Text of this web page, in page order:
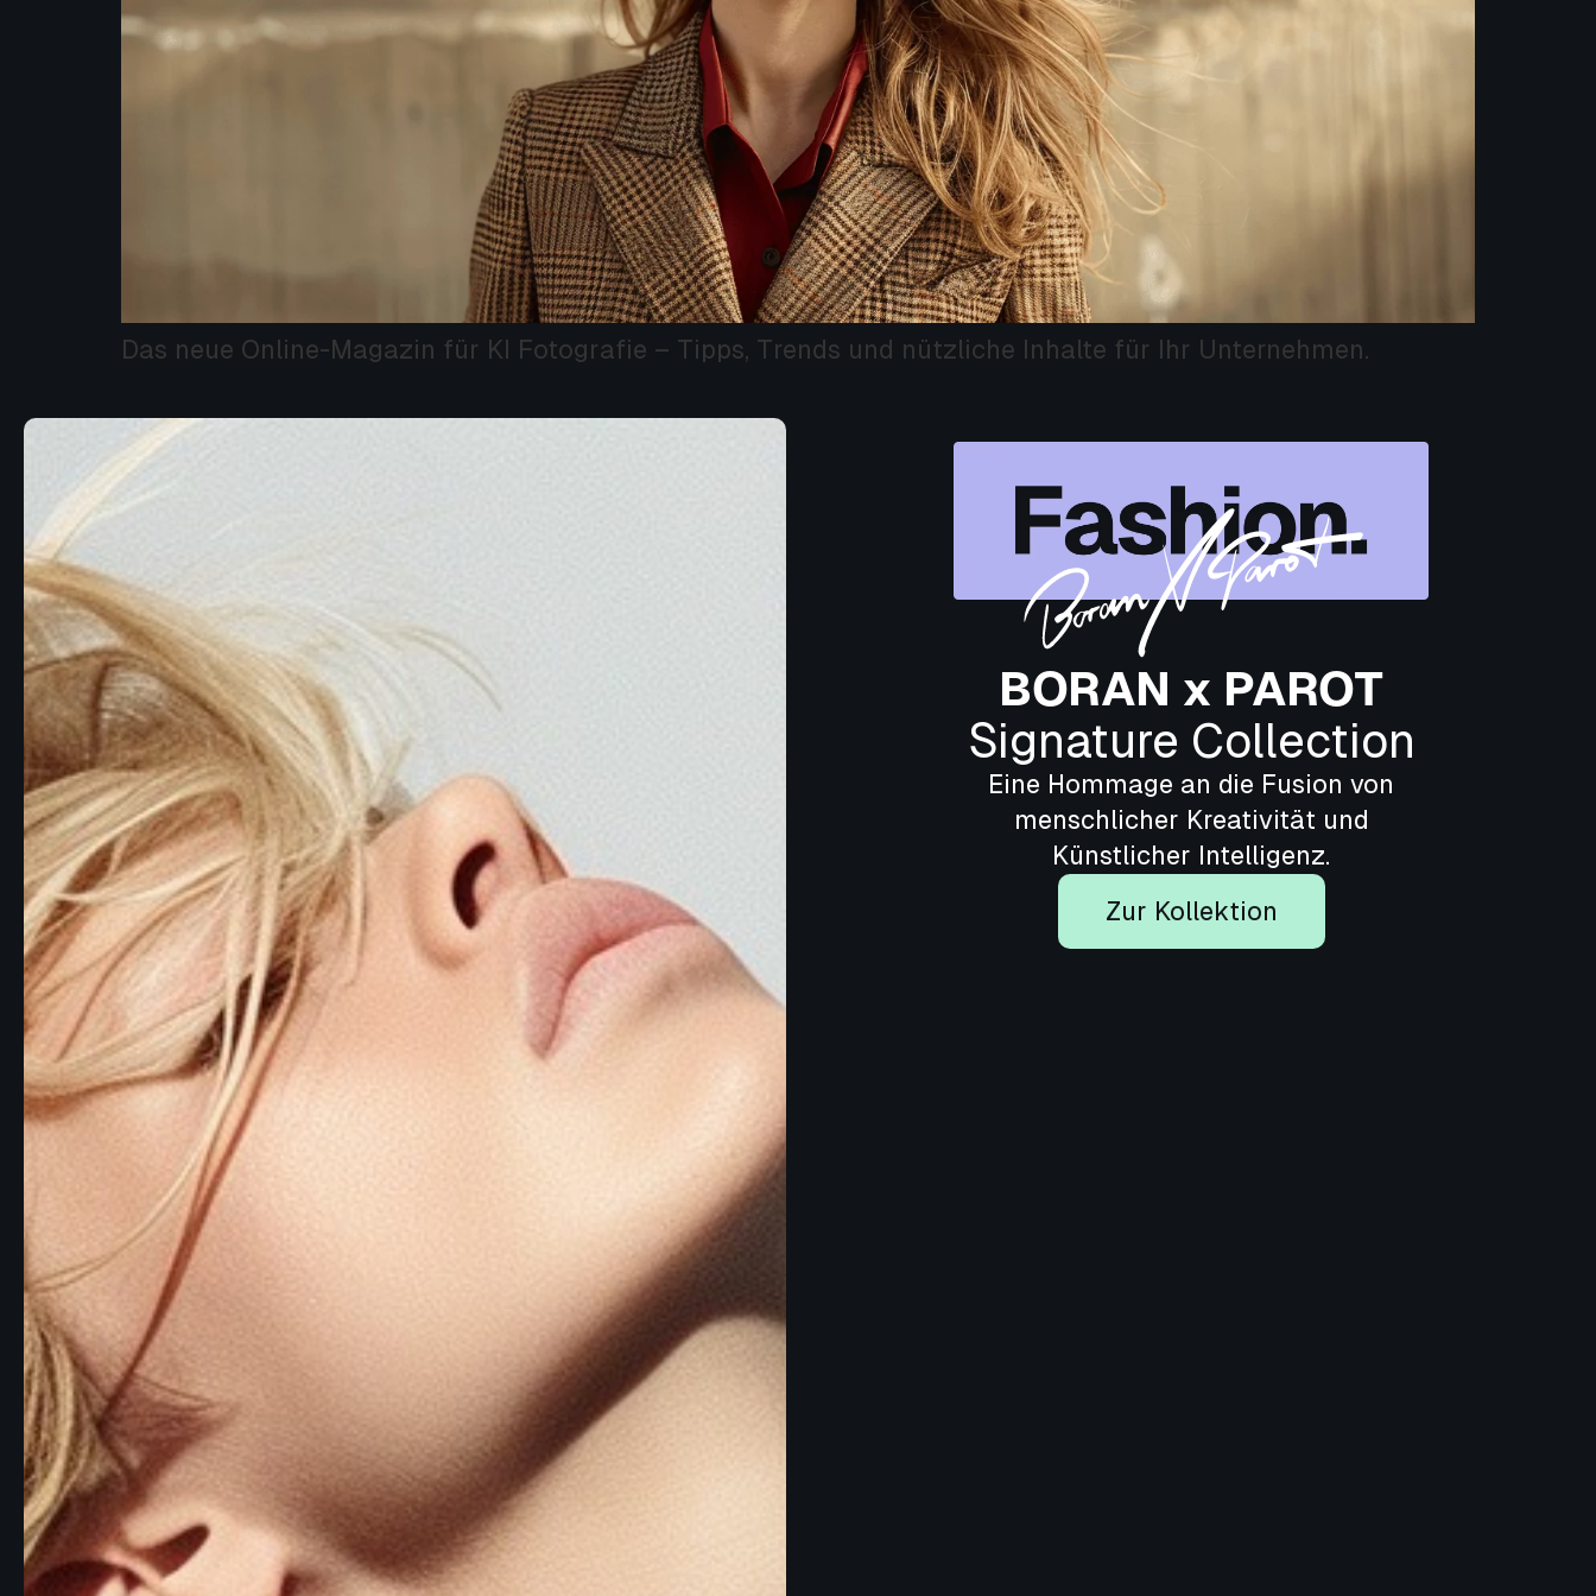
Das neue Online-Magazin für KI Fotografie – Tipps, Trends und nützliche Inhalte für Ihr Unternehmen.
BORAN x PAROT
Signature Collection
Eine Hommage an die Fusion von
menschlicher Kreativität und
Künstlicher Intelligenz.
Zur Kollektion